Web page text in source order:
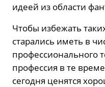
идеей из области
Чтобы избежать
старались иметь в
профессионального
профессия в те
сегодня ценятся